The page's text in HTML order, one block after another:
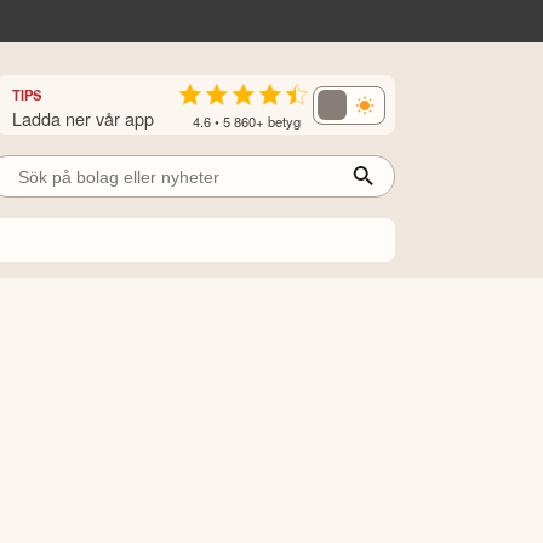
TIPS
Ladda ner vår app 4.6 • 5 860+ betyg